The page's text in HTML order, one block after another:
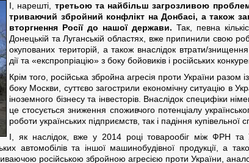
І, нарешті, третьою та найбільш загрозливою
триваючий збройний конфлікт на Донбасі, а також
вторгнення Росії до нашої держави. Так, певна
Донецькій та Луганській областях, вже припинили свою
окупованих територій, а також внаслідок втрати/
дії та «експропріацію» з боку бойовиків і російських
Крім того, російська збройна агресія проти України
боку Москви, суттєво загострили економічну ситуацію в
іноземного бізнесу та інвесторів. Внаслідок специфіки
це стосується зниження споживчого потенціалу
роботи українських підприємств, так і падіння купівельної
І, як наслідок, вже у 2014 році товарообіг між ФРН та
автомобілів та іншої машинобудівної продукції, а
триваючою російською збройною агресією проти України,